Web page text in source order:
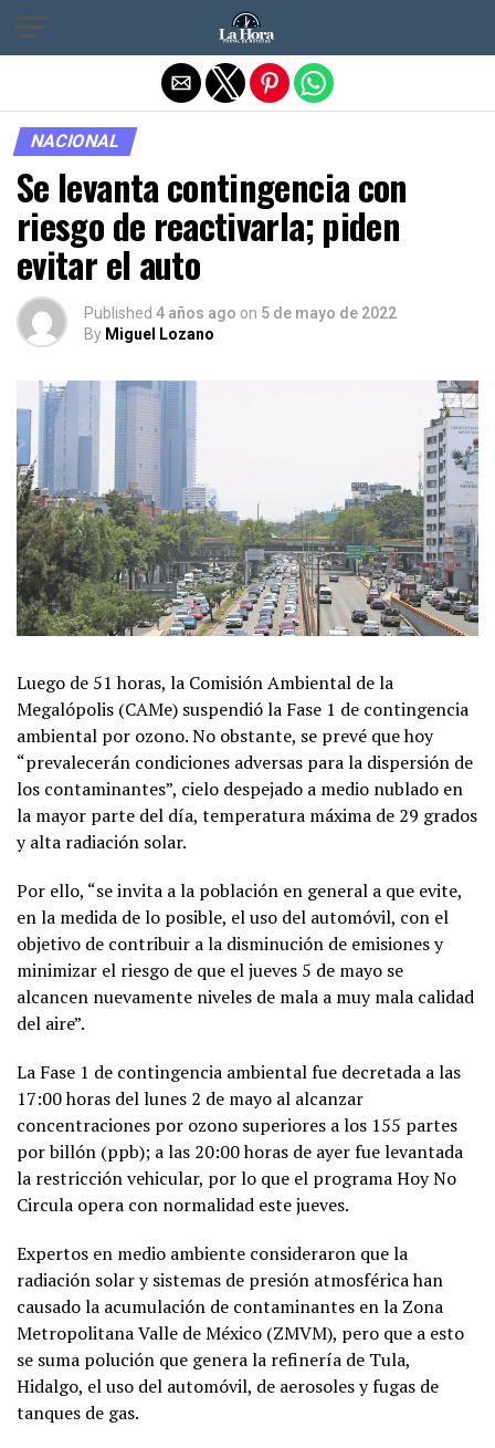
NACIONAL
Se levanta contingencia con
riesgo de reactivarla; piden
evitar el auto
Published 4 años ago on 5 de mayo de 2022
By Miguel Lozano
Luego de 51 horas, la Comisión Ambiental de la
Megalópolis (CAMe) suspendió la Fase 1 de contingencia
ambiental por ozono. No obstante, se prevé que hoy
“prevalecerán condiciones adversas para la dispersión de
los contaminantes”, cielo despejado a medio nublado en
la mayor parte del día, temperatura máxima de 29 grados
y alta radiación solar.
Por ello, “se invita a la población en general a que evite,
en la medida de lo posible, el uso del automóvil, con el
objetivo de contribuir a la disminución de emisiones y
minimizar el riesgo de que el jueves 5 de mayo se
alcancen nuevamente niveles de mala a muy mala calidad
del aire”.
La Fase 1 de contingencia ambiental fue decretada a las
17:00 horas del lunes 2 de mayo al alcanzar
concentraciones por ozono superiores a los 155 partes
por billón (ppb); a las 20:00 horas de ayer fue levantada
la restricción vehicular, por lo que el programa Hoy No
Circula opera con normalidad este jueves.
Expertos en medio ambiente consideraron que la
radiación solar y sistemas de presión atmosférica han
causado la acumulación de contaminantes en la Zona
Metropolitana Valle de México (ZMVM), pero que a esto
se suma polución que genera la refinería de Tula,
Hidalgo, el uso del automóvil, de aerosoles y fugas de
tanques de gas.
Salir de la versión móvil